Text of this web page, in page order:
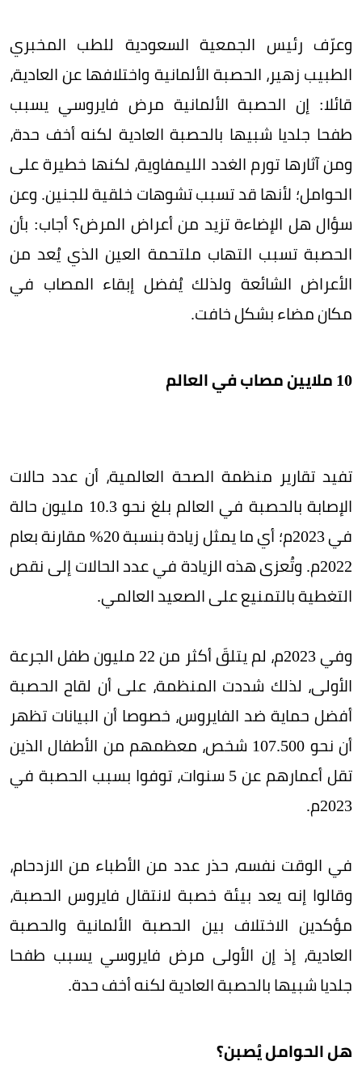
وعرّف رئيس الجمعية السعودية للطب المخبري
الطبيب زهير، الحصبة الألمانية واختلافها عن العادية،
قائلا: إن الحصبة الألمانية مرض فايروسي يسبب
طفحا جلديا شبيها بالحصبة العادية لكنه أخف حدة،
ومن آثارها تورم الغدد الليمفاوية، لكنها خطيرة على
الحوامل؛ لأنها قد تسبب تشوهات خلقية للجنين. وعن
سؤال هل الإضاءة تزيد من أعراض المرض؟ أجاب: بأن
الحصبة تسبب التهاب ملتحمة العين الذي يُعد من
الأعراض الشائعة ولذلك يُفضل إبقاء المصاب في
مكان مضاء بشكل خافت.
10 ملايين مصاب في العالم
تفيد تقارير منظمة الصحة العالمية، أن عدد حالات
الإصابة بالحصبة في العالم بلغ نحو 10.3 مليون حالة
في 2023م؛ أي ما يمثل زيادة بنسبة 20% مقارنة بعام
2022م. وتُعزى هذه الزيادة في عدد الحالات إلى نقص
التغطية بالتمنيع على الصعيد العالمي.
وفي 2023م، لم يتلقَ أكثر من 22 مليون طفل الجرعة
الأولى، لذلك شددت المنظمة، على أن لقاح الحصبة
أفضل حماية ضد الفايروس، خصوصا أن البيانات تظهر
أن نحو 107.500 شخص، معظمهم من الأطفال الذين
تقل أعمارهم عن 5 سنوات، توفوا بسبب الحصبة في
2023م.
في الوقت نفسه، حذر عدد من الأطباء من الازدحام،
وقالوا إنه يعد بيئة خصبة لانتقال فايروس الحصبة،
مؤكدين الاختلاف بين الحصبة الألمانية والحصبة
العادية، إذ إن الأولى مرض فايروسي يسبب طفحا
جلديا شبيها بالحصبة العادية لكنه أخف حدة.
هل الحوامل يُصبن؟